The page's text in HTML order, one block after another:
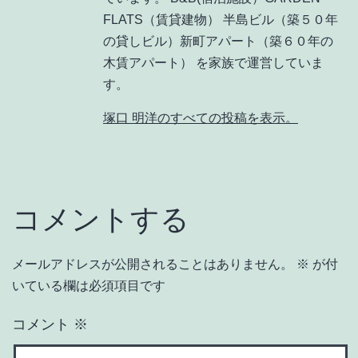
FLATS（賃貸建物） 半島ビル（築５０年
の貸しビル）新町アパート（築６０年の
木賃アパート） を家族で運営していま
す。
塚口 明洋のすべての投稿を表示。
コメントする
メールアドレスが公開されることはありません。 ※ が付
いている欄は必須項目です
コメント ※